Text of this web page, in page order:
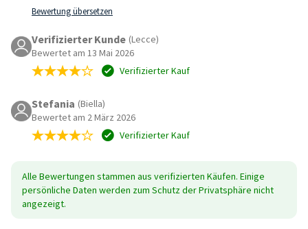
Bewertung übersetzen
Verifizierter Kunde (Lecce)
Bewertet am 13 Mai 2026
Verifizierter Kauf
Stefania (Biella)
Bewertet am 2 März 2026
Verifizierter Kauf
Alle Bewertungen stammen aus verifizierten Käufen. Einige
persönliche Daten werden zum Schutz der Privatsphäre nicht
angezeigt.